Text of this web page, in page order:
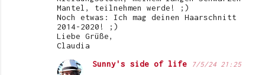
Mantel, teilnehmen werde! ;)
Noch etwas: Ich mag deinen Haarschnitt
2014-2020! ;)
Liebe Grüße,
Claudia
Sunny's side of life 7/5/24 21:25